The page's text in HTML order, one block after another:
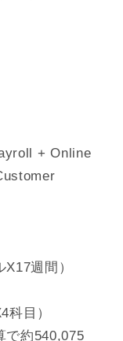
+ Online
週間）
目）
約540,075